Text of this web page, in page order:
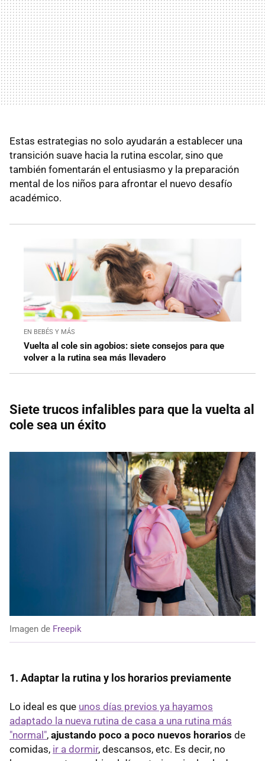
Estas estrategias no solo ayudarán a establecer una
transición suave hacia la rutina escolar, sino que
también fomentarán el entusiasmo y la preparación
mental de los niños para afrontar el nuevo desafío
académico.
EN BEBÉS Y MÁS
Vuelta al cole sin agobios: siete consejos para que
volver a la rutina sea más llevadero
Siete trucos infalibles para que la vuelta al
cole sea un éxito
Imagen de Freepik
1. Adaptar la rutina y los horarios previamente
Lo ideal es que unos días previos ya hayamos
adaptado la nueva rutina de casa a una rutina más
"normal", ajustando poco a poco nuevos horarios de
comidas, ir a dormir, descansos, etc. Es decir, no